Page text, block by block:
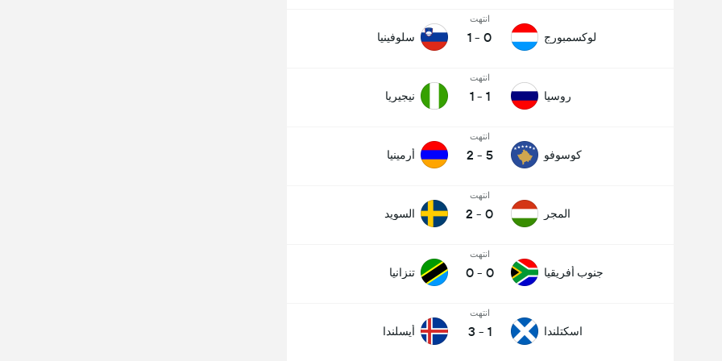
لوكسمبورج
انتهت
0
-
1 سلوفينيا
روسيا
انتهت
1
-
1 نيجيريا
كوسوفو
انتهت
5
-
2 أرمينيا
المجر
انتهت
0
-
2 السويد
جنوب أفريقيا
انتهت
0
-
0 تنزانيا
اسكتلندا
انتهت
1
-
3 أيسلندا